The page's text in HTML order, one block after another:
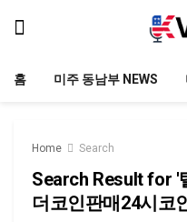
홈 미주 동남부 NEWS
Home Search
Search Result for '
더코인판매24시코